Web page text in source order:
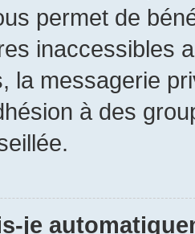
permet de
inaccessibles
la messagerie
à des
je